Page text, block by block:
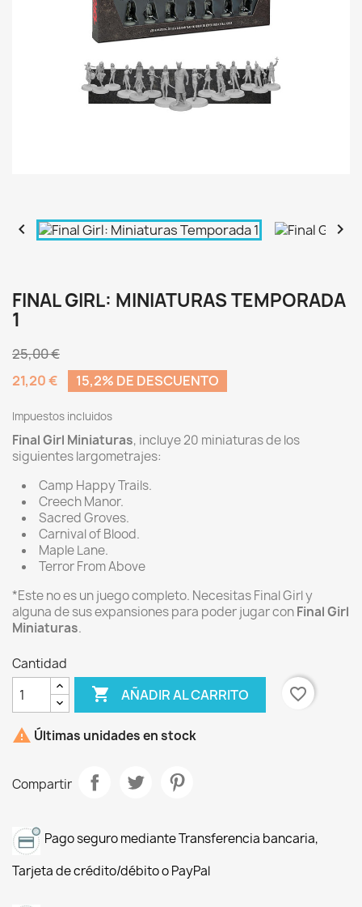
 
FINAL GIRL: MINIATURAS TEMPORADA
1
25,00 €
21,20 €
15,2% DE DESCUENTO
Impuestos incluidos
Final Girl Miniaturas, incluye 20 miniaturas de los
siguientes largometrajes:
Camp Happy Trails.
Creech Manor.
Sacred Groves.
Carnival of Blood.
Maple Lane.
Terror From Above
*Este no es un juego completo. Necesitas Final Girl y
alguna de sus expansiones para poder jugar conFinal Girl
Miniaturas.
Cantidad
 AÑADIR AL CARRITO favorite_border
 Últimas unidades en stock
Compartir
Pago seguro mediante Transferencia bancaria,
Tarjeta de crédito/débito o PayPal